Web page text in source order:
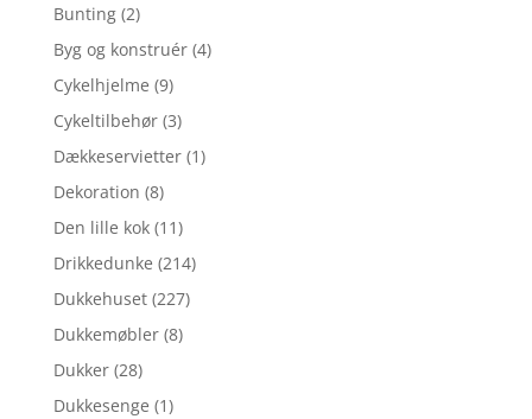
Bunting (2)
Byg og konstruér (4)
Cykelhjelme (9)
Cykeltilbehør (3)
Dækkeservietter (1)
Dekoration (8)
Den lille kok (11)
Drikkedunke (214)
Dukkehuset (227)
Dukkemøbler (8)
Dukker (28)
Dukkesenge (1)